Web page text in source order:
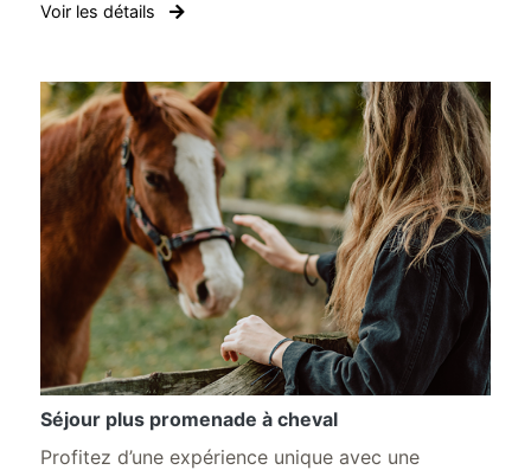
Voir les détails
Séjour plus promenade à cheval
Profitez d’une expérience unique avec une